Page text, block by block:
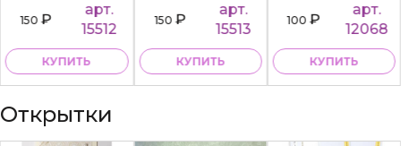
150₽
арт.
15512
КУПИТЬ
150₽
арт.
15513
КУПИТЬ
100₽
арт.
12068
КУПИТЬ
Открытки